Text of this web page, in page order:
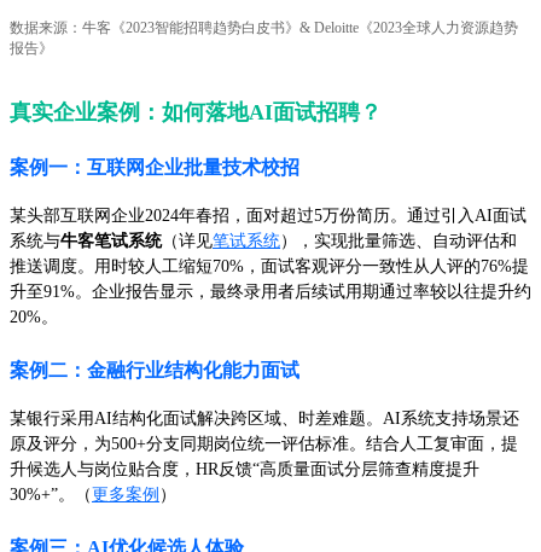
数据来源：牛客《2023智能招聘趋势白皮书》& Deloitte《2023全球人力资源趋势
报告》
真实企业案例：如何落地AI面试招聘？
案例一：互联网企业批量技术校招
某头部互联网企业2024年春招，面对超过5万份简历。通过引入AI面试
系统与牛客笔试系统（详见笔试系统），实现批量筛选、自动评估和
推送调度。用时较人工缩短70%，面试客观评分一致性从人评的76%提
升至91%。企业报告显示，最终录用者后续试用期通过率较以往提升约
20%。
案例二：金融行业结构化能力面试
某银行采用AI结构化面试解决跨区域、时差难题。AI系统支持场景还
原及评分，为500+分支同期岗位统一评估标准。结合人工复审面，提
升候选人与岗位贴合度，HR反馈“高质量面试分层筛查精度提升
30%+”。（ 更多案例 ）